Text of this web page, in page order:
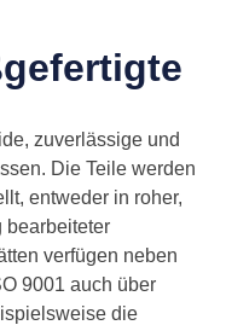
zuverlässige und
Die Teile werden
entweder in roher,
bearbeiteter
verfügen neben
9001 auch über
die